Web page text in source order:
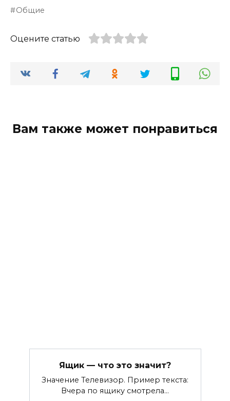
Общие
Оцените статью
Вам также может понравиться
Ящик — что это значит?
Значение Телевизор. Пример текста:
Вчера по ящику смотрела…